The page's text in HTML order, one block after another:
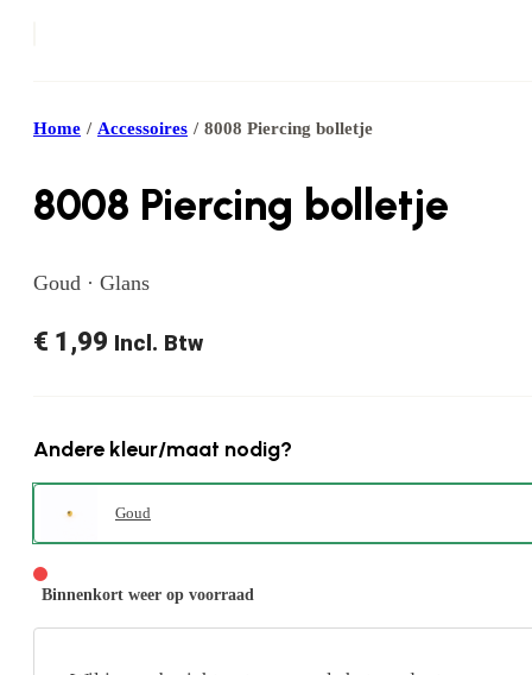
Home / Accessoires / 8008 Piercing bolletje
8008 Piercing bolletje
Goud · Glans
€ 1,99 Incl. Btw
Andere kleur/maat nodig?
Goud
Binnenkort weer op voorraad